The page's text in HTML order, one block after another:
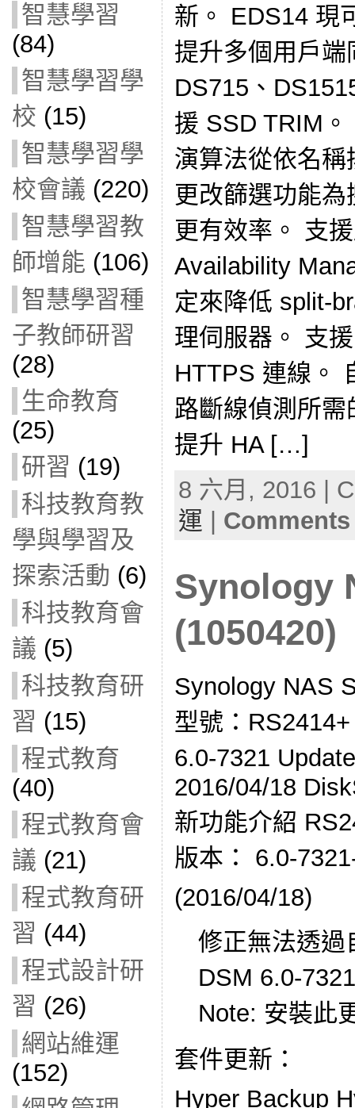
智慧學習
(84)
智慧學習學
校 (15)
智慧學習學
校會議 (220)
智慧學習教
師增能 (106)
智慧學習種
子教師研習
(28)
生命教育
(25)
研習 (19)
科技教育教
學與學習及
探索活動 (6)
科技教育會
議 (5)
科技教育研
習 (15)
程式教育
(40)
程式教育會
議 (21)
程式教育研
習 (44)
程式設計研
習 (26)
網站維運
(152)
新。 EDS14 現
提升多個用戶
DS715、
援 SSD TRIM
演算法從依名
更改篩選功能
更有效率。 支
Availability
定來降低 split­-
理伺服器。 支
HTTPS 連線。
路斷線偵測所
提升 HA […]
8 六月, 2016 |
運
Synology
(1050420)
Synology NAS
型號：
6.0-7321
2016/04/18
新功能介紹
版本： 6.0-
(2016/04/18)
修正無法透過
DSM 6.0-
Note: 安裝此
套件更新：
Hyper Backup